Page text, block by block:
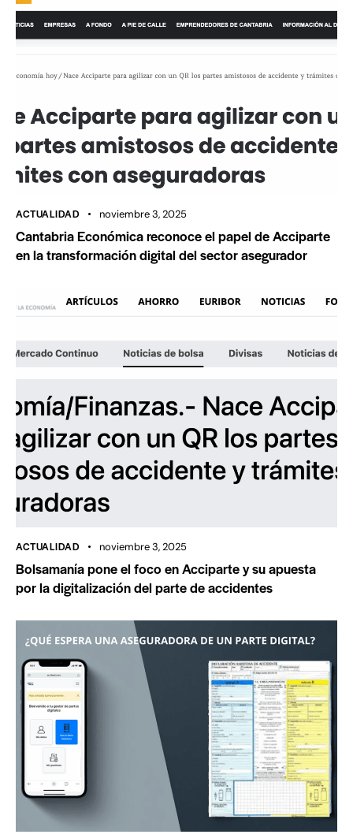
ACTUALIDAD noviembre 3, 2025
Cantabria Económica reconoce el papel de Acciparte
en la transformación digital del sector asegurador
ACTUALIDAD noviembre 3, 2025
Bolsamanía pone el foco en Acciparte y su apuesta
por la digitalización del parte de accidentes